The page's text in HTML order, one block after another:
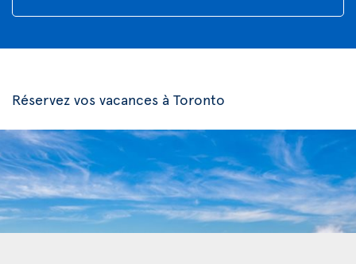
Réservez vos vacances à Toronto